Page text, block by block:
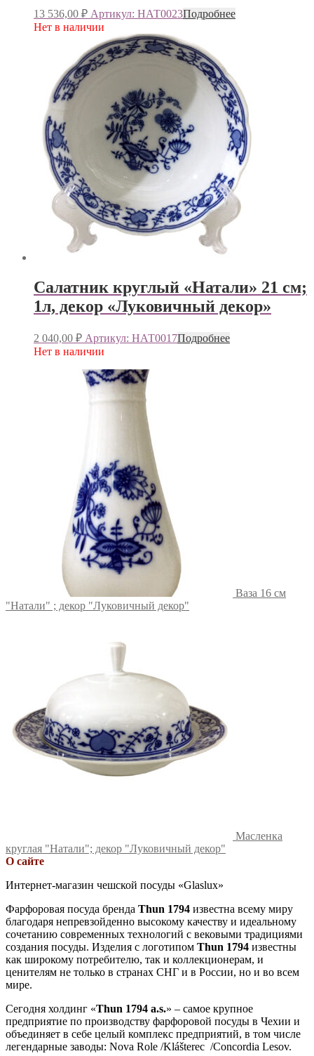
13 536,00 ₽ Артикул: НАТ0023Подробнее
Нет в наличии
Салатник круглый «Натали» 21 см;
1л, декор «Луковичный декор»
2 040,00 ₽ Артикул: НАТ0017Подробнее
Нет в наличии
Ваза 16 см
"Натали" ; декор "Луковичный декор"
Масленка
круглая "Натали"; декор "Луковичный декор"
О сайте
Интернет-магазин чешской посуды «Glaslux»
Фарфоровая посуда бренда Thun 1794 известна всему миру
благодаря непревзойденно высокому качеству и идеальному
сочетанию современных технологий с вековыми традициями
создания посуды. Изделия с логотипом Thun 1794 известны
как широкому потребителю, так и коллекционерам, и
ценителям не только в странах СНГ и в России, но и во всем
мире.
Сегодня холдинг «Thun 1794 a.s.» – самое крупное
предприятие по производству фарфоровой посуды в Чехии и
объединяет в себе целый комплекс предприятий, в том числе
легендарные заводы: Nova Role /Klášterec /Concordia Lesov.